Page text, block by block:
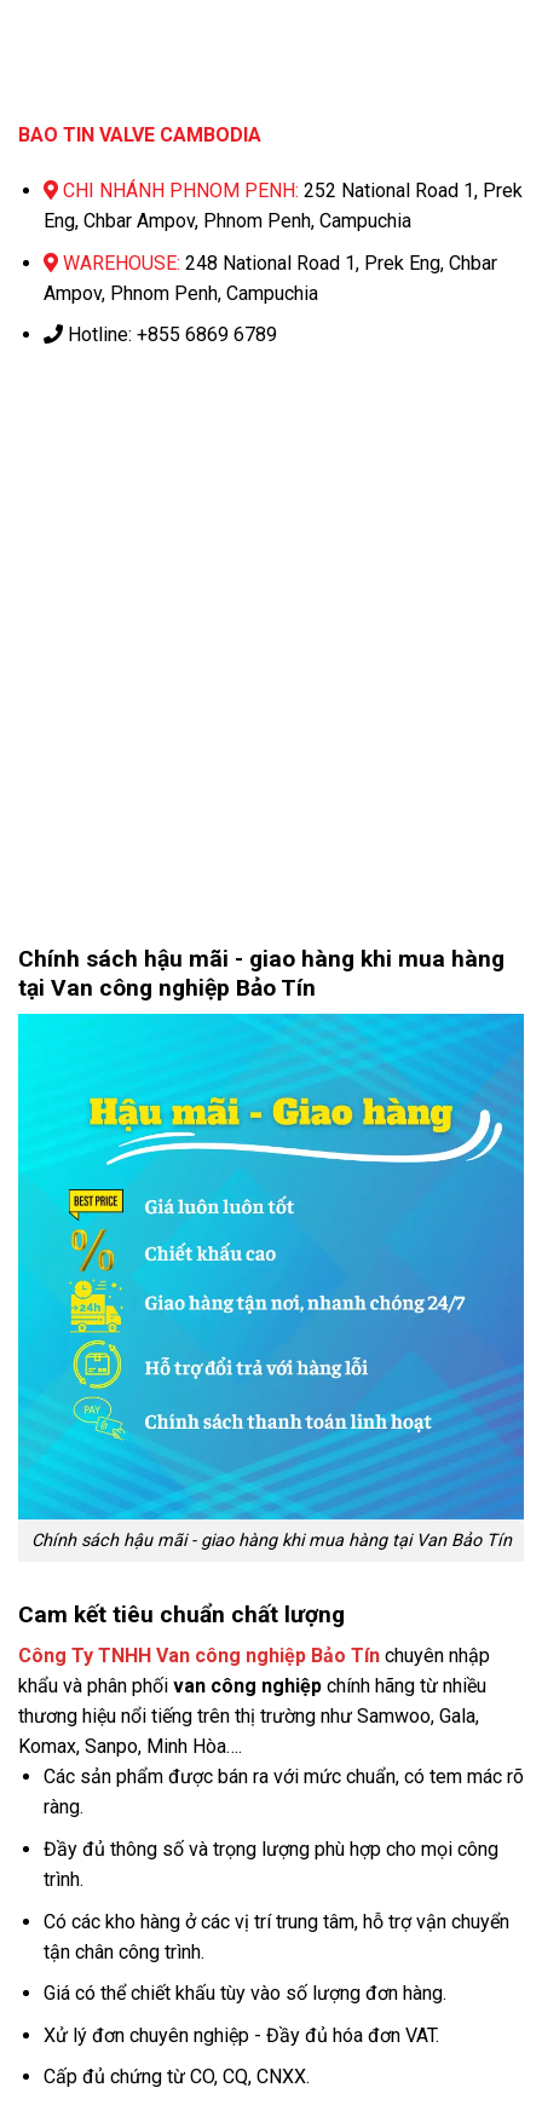
BAO TIN VALVE CAMBODIA
CHI NHÁNH PHNOM PENH: 252 National Road 1, Prek
Eng, Chbar Ampov, Phnom Penh, Campuchia
WAREHOUSE: 248 National Road 1, Prek Eng, Chbar
Ampov, Phnom Penh, Campuchia
Hotline: +855 6869 6789
Chính sách hậu mãi - giao hàng khi mua hàng
tại Van công nghiệp Bảo Tín
Chính sách hậu mãi - giao hàng khi mua hàng tại Van Bảo Tín
Cam kết tiêu chuẩn chất lượng
Công Ty TNHH Van công nghiệp Bảo Tín chuyên nhập
khẩu và phân phối van công nghiệp chính hãng từ nhiều
thương hiệu nổi tiếng trên thị trường như Samwoo, Gala,
Komax, Sanpo, Minh Hòa….
Các sản phẩm được bán ra với mức chuẩn, có tem mác rõ
ràng.
Đầy đủ thông số và trọng lượng phù hợp cho mọi công
trình.
Có các kho hàng ở các vị trí trung tâm, hỗ trợ vận chuyển
tận chân công trình.
Giá có thể chiết khấu tùy vào số lượng đơn hàng.
Xử lý đơn chuyên nghiệp - Đầy đủ hóa đơn VAT.
Cấp đủ chứng từ CO, CQ, CNXX.